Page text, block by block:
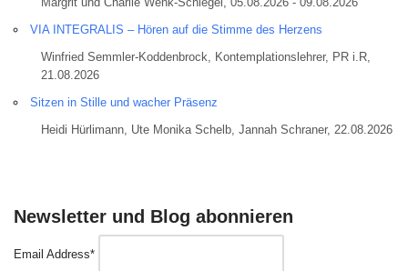
VIA INTEGRALIS – Hören auf die Stimme des Herzens
Winfried Semmler-Koddenbrock, Kontemplationslehrer, PR i.R,
21.08.2026
Sitzen in Stille und wacher Präsenz
Heidi Hürlimann, Ute Monika Schelb, Jannah Schraner, 22.08.2026
Newsletter und Blog abonnieren
Email Address*